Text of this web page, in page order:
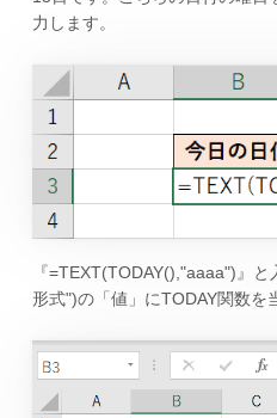
力します。
『=TEXT(TODAY(),"aaaa")』
形式")の「値」にTODAY関数を